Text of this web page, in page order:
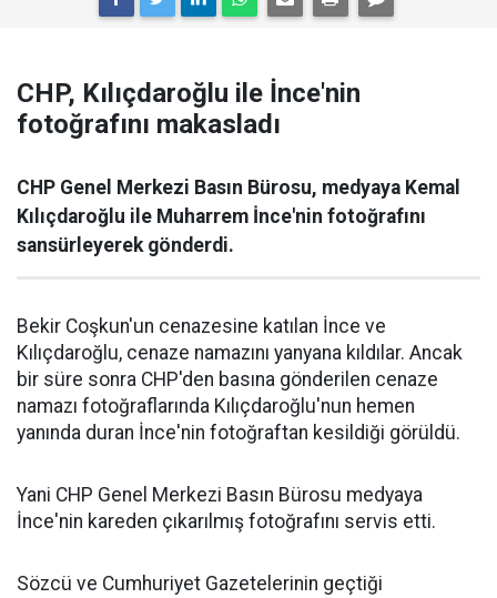
CHP, Kılıçdaroğlu ile İnce'nin
fotoğrafını makasladı
CHP Genel Merkezi Basın Bürosu, medyaya Kemal
Kılıçdaroğlu ile Muharrem İnce'nin fotoğrafını
sansürleyerek gönderdi.
Bekir Coşkun'un cenazesine katılan İnce ve
Kılıçdaroğlu, cenaze namazını yanyana kıldılar. Ancak
bir süre sonra CHP'den basına gönderilen cenaze
namazı fotoğraflarında Kılıçdaroğlu'nun hemen
yanında duran İnce'nin fotoğraftan kesildiği görüldü.
Yani CHP Genel Merkezi Basın Bürosu medyaya
İnce'nin kareden çıkarılmış fotoğrafını servis etti.
Sözcü ve Cumhuriyet Gazetelerinin geçtiği